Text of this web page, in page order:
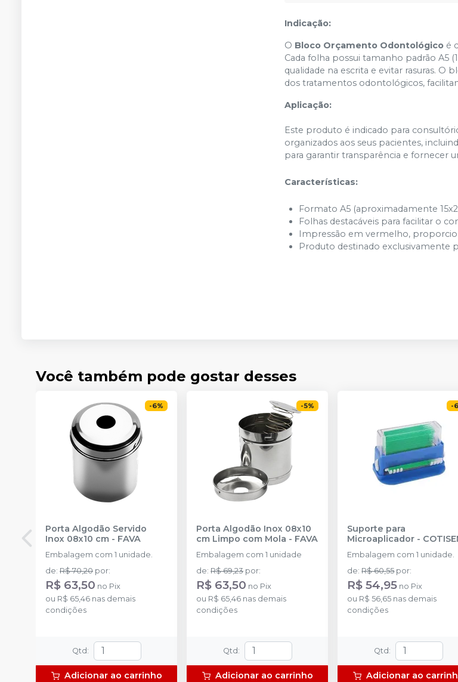
Indicação:
O Bloco Orçamento Odontológico é
Cada folha possui tamanho padrão A5
qualidade na escrita e evitar rasuras.
dos tratamentos odontológicos,
Aplicação:
Este produto é indicado para
organizados aos seus pacientes,
para garantir transparência e fornecer
Características:
Formato A5 (aproximadamente
Folhas destacáveis para facilitar o
Impressão em vermelho,
Produto destinado exclusivamente
Você também pode gostar desses
-6%
Porta Algodão Servido
Inox 08x10 cm - FAVA
Embalagem com 1 unidade.
de: R$ 70,20 por:
R$ 63,50 no Pix
ou R$ 65,46 nas demais
condições
Qtd :
Adicionar ao carrinho
-5%
Porta Algodão Inox 08x10
cm Limpo com Mola - FAVA
Embalagem com 1 unidade
de:R$ 69,23 por:
R$ 63,50 no Pix
ou R$ 65,46 nas demais
condições
Qtd :
Adicionar ao carrinho
-6
Suporte para
Microaplicador -
Embalagem com 1 unidade.
de:R$ 60,55 por:
R$ 54,95 no Pix
ou R$ 56,65 nas demais
condições
Qtd :
Adicionar ao